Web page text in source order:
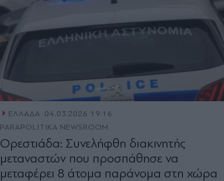
ΕΛΛΑΔΑ 04.03.2026 19:16
PARAPOLITIKA NEWSROOM
Ορεστιάδα: Συνελήφθη διακινητής
μεταναστών που προσπάθησε να
μεταφέρει 8 άτομα παράνομα στη χώρα